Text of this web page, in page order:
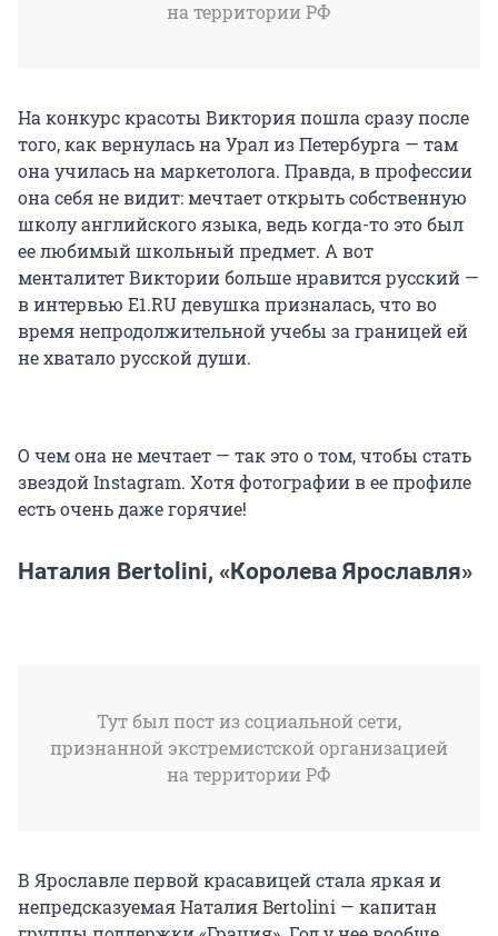
на территории РФ
На конкурс красоты Виктория пошла сразу после
того, как вернулась на Урал из Петербурга — там
она училась на маркетолога. Правда, в профессии
она себя не видит: мечтает открыть собственную
школу английского языка, ведь когда-то это был
ее любимый школьный предмет. А вот
менталитет Виктории больше нравится русский —
в интервью Е1.RU девушка призналась, что во
время непродолжительной учебы за границей ей
не хватало русской души.
О чем она не мечтает — так это о том, чтобы стать
звездой Instagram. Хотя фотографии в ее профиле
есть очень даже горячие!
Наталия Bertolini, «Королева Ярославля»
Тут был пост из социальной сети,
признанной экстремистской организацией
на территории РФ
В Ярославле первой красавицей стала яркая и
непредсказуемая Наталия Bertolini — капитан